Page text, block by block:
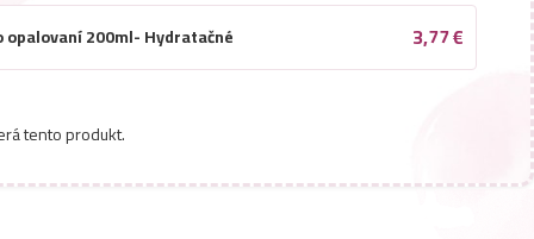
200ml- Hydratačné 3,77€
tento produkt.